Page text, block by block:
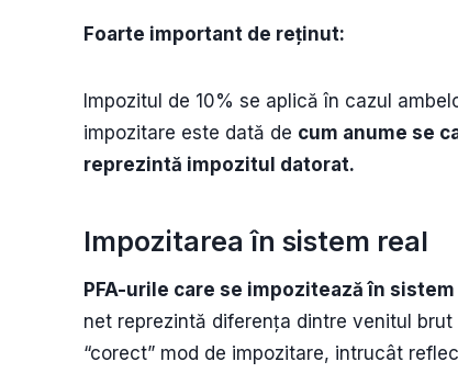
Foarte important de reținut:
Impozitul de 10% se aplică în cazul
impozitare este dată de cum anume se
reprezintă impozitul datorat.
Impozitarea în sistem real
PFA-urile care se impozitează în
net reprezintă diferența dintre venitul
“corect” mod de impozitare, intrucât